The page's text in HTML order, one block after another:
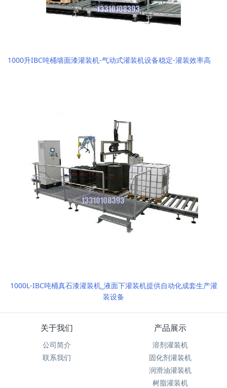
1000升IBC吨桶墙面漆灌装机-气动式灌装机设备稳定-灌装效率高
1000L-IBC吨桶真石漆灌装机_液面下灌装机提供自动化成套生产灌
装设备
关于我们
公司简介
联系我们
产品展示
溶剂灌装机
固化剂灌装机
润滑油灌装机
树脂灌装机